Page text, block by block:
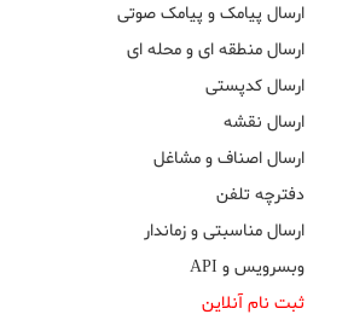
ارسال پیامک و پیامک صوتی
ارسال منطقه ای و محله ای
ارسال کدپستی
ارسال نقشه
ارسال اصناف و مشاغل
دفترچه تلفن
ارسال مناسبتی و زماندار
وبسرویس و API
ثبت نام آنلاین